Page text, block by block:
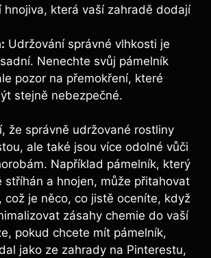
hnojiva, která vaší zahradě dodají
Udržování správné vlhkosti je
Nenechte svůj pámelník
pozor na přemokření, které
stejně nebezpečné.
že správně udržované rostliny
ale také jsou více odolné vůči
Například pámelník, který
stříhán a hnojen, může přitahovat
což je něco, co jistě oceníte, když
zásahy chemie do vaší
pokud chcete mít pámelník,
jako ze zahrady na Pinterestu,